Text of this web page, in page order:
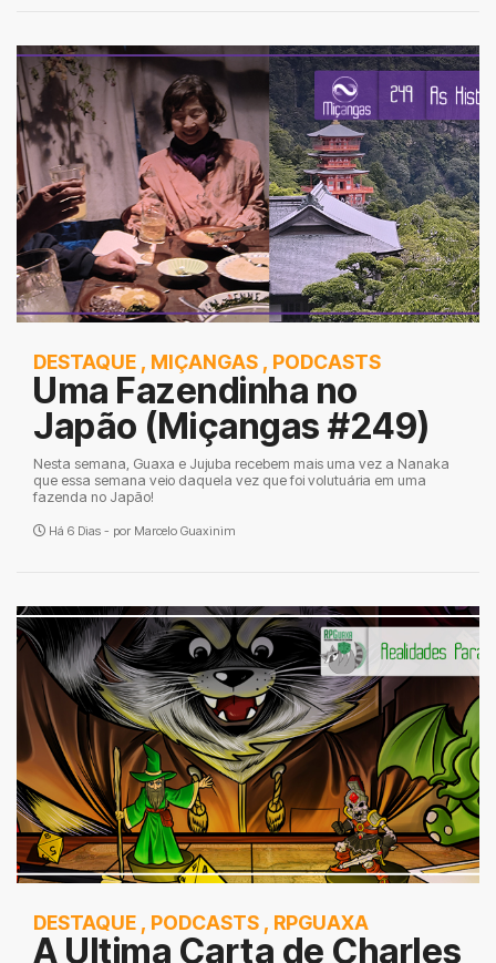
DESTAQUE , MIÇANGAS , PODCASTS
Uma Fazendinha no
Japão (Miçangas #249)
Nesta semana, Guaxa e Jujuba recebem mais uma vez a Nanaka
que essa semana veio daquela vez que foi volutuária em uma
fazenda no Japão!
Há 6 Dias - por Marcelo Guaxinim
DESTAQUE , PODCASTS , RPGUAXA
A Ultima Carta de Charles